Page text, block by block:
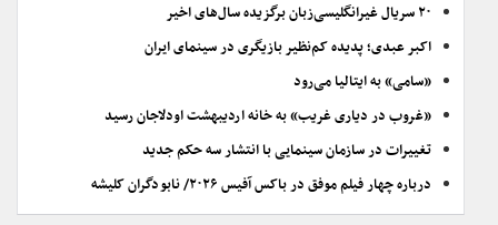
۲۰ سریال غیرانگلیسی‌زبان برگزیده سال‌های اخیر
اکبر عبدی؛ پدیده کم‌نظیر بازیگری در سینمای ایران
«سامی» به ایتالیا می‌رود
«غروب در دیاری غریب» به خانه اردیبهشت اودلاجان رسید
تغییرات در سازمان سینمایی با انتشار سه حکم جدید
درباره چهار فیلم موفق در باکس آفیس ۲۰۲۶/ نابودگران کلیشه